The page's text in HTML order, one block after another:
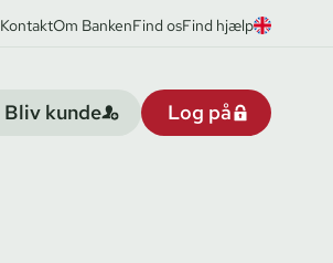
KontaktOm BankenFind osFind hjælp
Bliv kunde Log på